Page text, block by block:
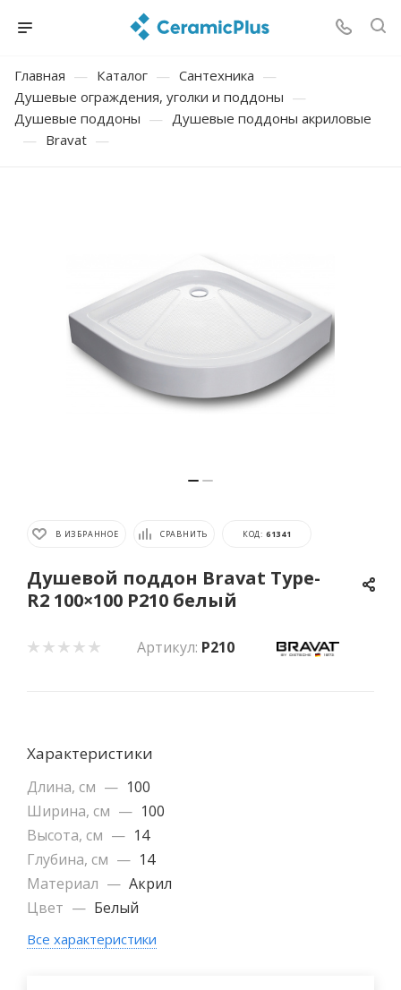
Главная — Каталог — Сантехника —
Душевые ограждения, уголки и поддоны —
Душевые поддоны — Душевые поддоны акриловые
— Bravat —
В ИЗБРАННОЕ СРАВНИТЬ КОД: 61341
Душевой поддон Bravat Type-
R2 100×100 P210 белый
Артикул: P210
Характеристики
Длина, см — 100
Ширина, см — 100
Высота, см — 14
Глубина, см — 14
Материал — Акрил
Цвет — Белый
Все характеристики